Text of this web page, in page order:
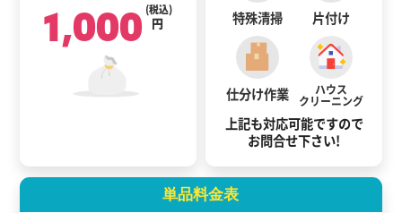
1,000 円
(税込) 特殊清掃 片付け
仕分け作業 ハウス
クリーニング
上記も対応可能ですので
お問合せ下さい!
単品料金表